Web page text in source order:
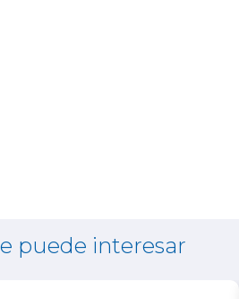
puede interesar